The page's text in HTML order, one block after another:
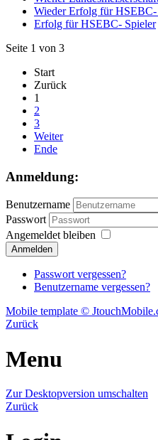
Wieder Erfolg für HSEBC-
Erfolg für HSEBC- Spieler
Seite 1 von 3
Start
Zurück
1
2
3
Weiter
Ende
Anmeldung:
Benutzername
Passwort
Angemeldet bleiben
Passwort vergessen?
Benutzername vergessen?
Mobile template ©
Zurück
Menu
Zur Desktopversion umschalten
Zurück